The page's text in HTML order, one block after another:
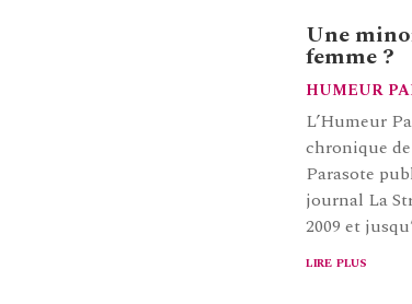
Une
femme ?
HUMEUR
L’Humeur
chronique
Parasote
journal La
2009 et
lire plus